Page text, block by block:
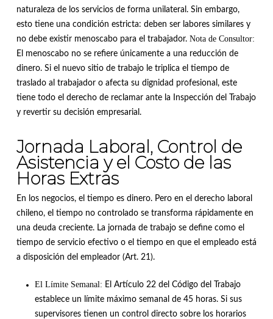
naturaleza de los servicios de forma unilateral . Sin embargo,
esto tiene una condición estricta: deben ser labores similares y
no debe existir menoscabo para el trabajador. Nota de Consultor:
El menoscabo no se refiere únicamente a una reducción de
dinero. Si el nuevo sitio de trabajo le triplica el tiempo de
traslado al trabajador o afecta su dignidad profesional, este
tiene todo el derecho de reclamar ante la Inspección del Trabajo
y revertir su decisión empresarial .
Jornada Laboral, Control de
Asistencia y el Costo de las
Horas Extras
En los negocios, el tiempo es dinero. Pero en el derecho laboral
chileno, el tiempo no controlado se transforma rápidamente en
una deuda creciente. La jornada de trabajo se define como el
tiempo de servicio efectivo o el tiempo en que el empleado está
a disposición del empleador (Art. 21).
El Límite Semanal: El Artículo 22 del Código del Trabajo
establece un límite máximo semanal de 45 horas. Si sus
supervisores tienen un control directo sobre los horarios